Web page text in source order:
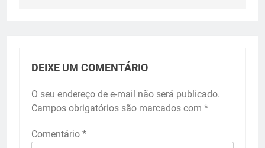
DEIXE UM COMENTÁRIO
O seu endereço de e-mail não será publicado.
Campos obrigatórios são marcados com *
Comentário *